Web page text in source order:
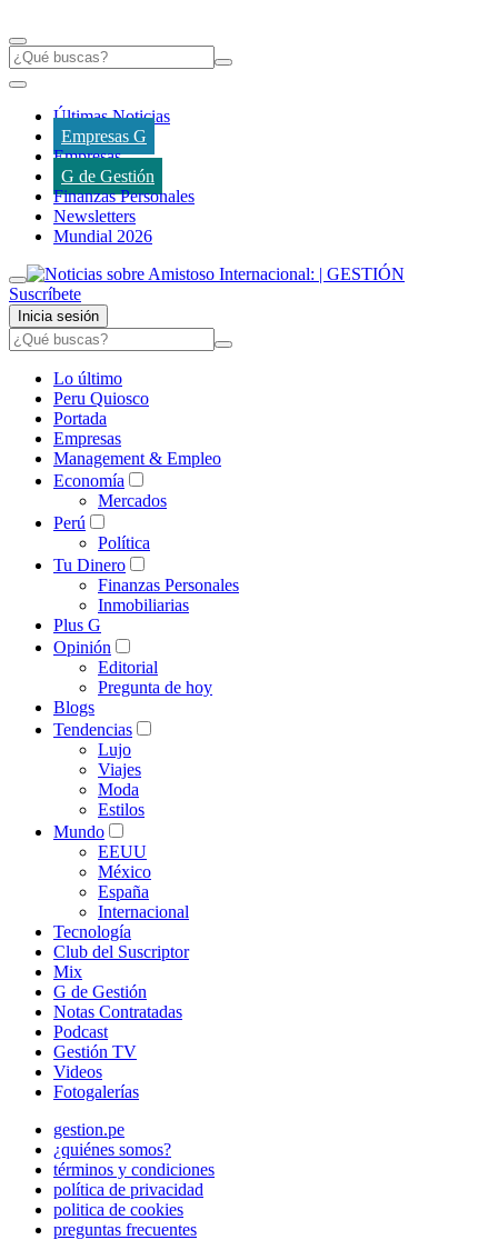
Últimas Noticias
Empresas G
Empresas
G de Gestión
Finanzas Personales
Newsletters
Mundial 2026
Suscríbete
Inicia sesión
Lo último
Peru Quiosco
Portada
Empresas
Management & Empleo
Economía
Mercados
Perú
Política
Tu Dinero
Finanzas Personales
Inmobiliarias
Plus G
Opinión
Editorial
Pregunta de hoy
Blogs
Tendencias
Lujo
Viajes
Moda
Estilos
Mundo
EEUU
México
España
Internacional
Tecnología
Club del Suscriptor
Mix
G de Gestión
Notas Contratadas
Podcast
Gestión TV
Videos
Fotogalerías
gestion.pe
¿quiénes somos?
términos y condiciones
política de privacidad
politica de cookies
preguntas frecuentes